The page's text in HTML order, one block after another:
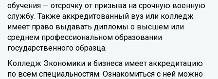
обучения — отсрочку от призыва на срочную военную
службу. Также аккредитованный вуз или колледж
имеет право выдавать дипломы о высшем или
среднем профессиональном образовании
государственного образца.
Колледж Экономики и бизнеса имеет аккредитацию
по всем специальностям. Ознакомиться с ней можно